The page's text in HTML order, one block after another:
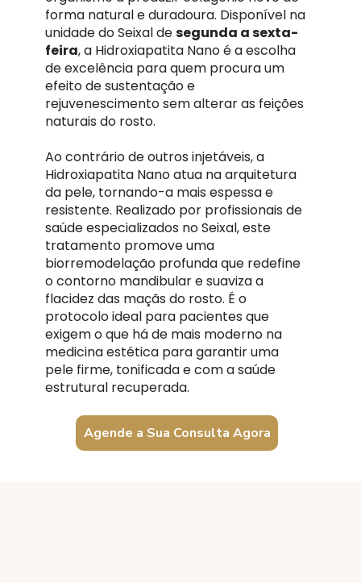
forma natural e duradoura. Disponível na
unidade do Seixal desegunda a sexta-
feira, a Hidroxiapatita Nano é a escolha
de excelência para quem procura um
efeito de sustentação e
rejuvenescimento sem alterar as feições
naturais do rosto.
Ao contrário de outros injetáveis, a
Hidroxiapatita Nano atua na arquitetura
da pele, tornando-a mais espessa e
resistente. Realizado por profissionais de
saúde especializados no Seixal, este
tratamento promove uma
biorremodelação profunda que redefine
o contorno mandibular e suaviza a
flacidez das maçãs do rosto. É o
protocolo ideal para pacientes que
exigem o que há de mais moderno na
medicina estética para garantir uma
pele firme, tonificada e com a saúde
estrutural recuperada.
Agende a Sua Consulta Agora